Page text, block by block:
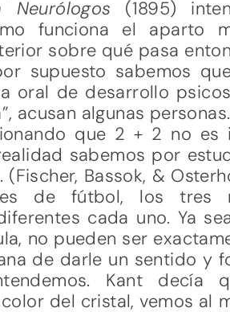
Neurólogos (1895)
funciona el aparto
sobre qué pasa
supuesto sabemos
oral de desarrollo
acusan algunas personas.
que 2 + 2 no
sabemos por
(Fischer, Bassok, &
de fútbol, los
cada uno. Ya
no pueden ser
de darle un sentido y
Kant
del cristal, vemos al